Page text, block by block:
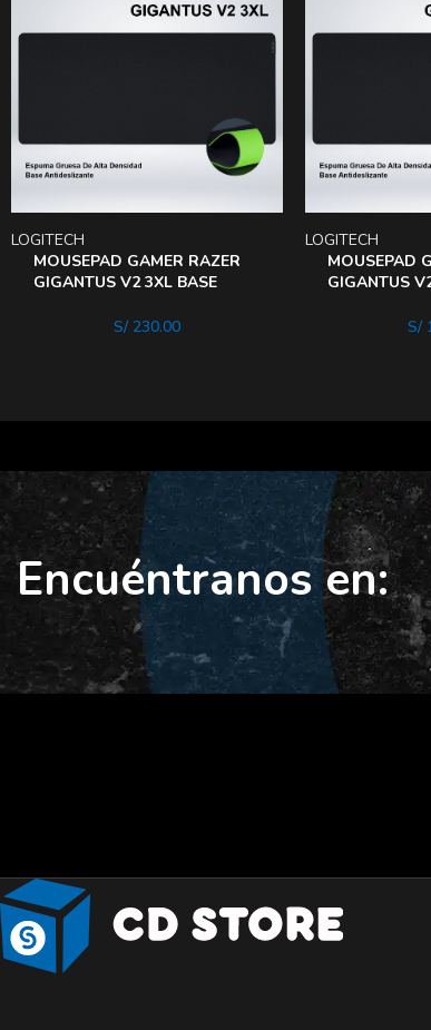
MOUSEPAD GAMER RAZER
GIGANTUS V2 3XL BASE
LOGITECH
S/230.00
MOUSEPAD
GIGANTUS
LOGITECH
S/
Encuéntranos en: